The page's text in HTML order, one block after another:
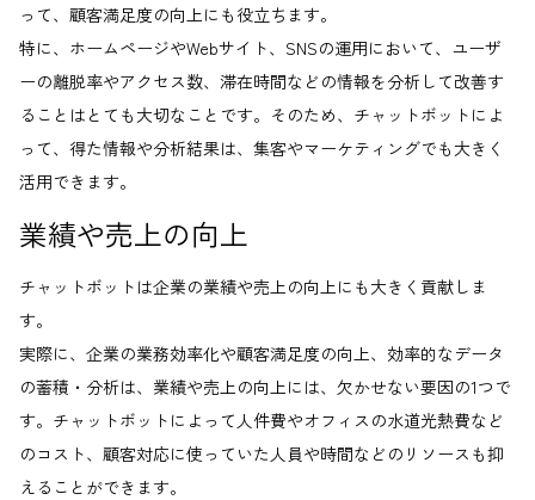
って、顧客満足度の向上にも役立ちます。
特に、ホームページやWebサイト、SNSの運用において、ユーザ
ーの離脱率やアクセス数、滞在時間などの情報を分析して改善す
ることはとても大切なことです。そのため、チャットボットによ
って、得た情報や分析結果は、集客やマーケティングでも大きく
活用できます。
業績や売上の向上
チャットボットは企業の業績や売上の向上にも大きく貢献しま
す。
実際に、企業の業務効率化や顧客満足度の向上、効率的なデータ
の蓄積・分析は、業績や売上の向上には、欠かせない要因の1つで
す。チャットボットによって人件費やオフィスの水道光熱費など
のコスト、顧客対応に使っていた人員や時間などのリソースも抑
えることができます。